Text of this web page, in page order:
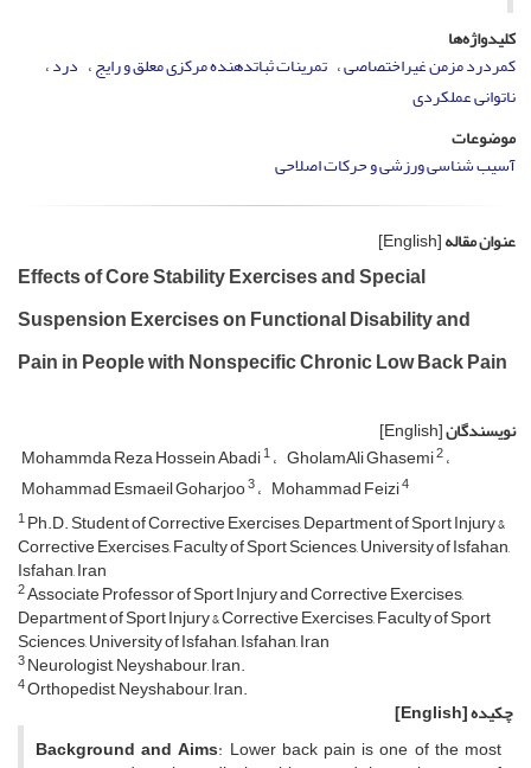
کلیدواژه‌ها
کمردرد مزمن غیراختصاصی تمرینات ثبات­دهنده مرکزی معلق و رایج درد
ناتوانی عملکردی
موضوعات
آسیب شناسی ورزشی و حرکات اصلاحی
عنوان مقاله[English]
Effects of Core Stability Exercises and Special
Suspension Exercises on Functional Disability and
Pain in People with Nonspecific Chronic Low Back Pain
نویسندگان[English]
Mohammda Reza Hossein Abadi1 GholamAli Ghasemi2
Mohammad Esmaeil Goharjoo3 Mohammad Feizi4
1Ph.D. Student of Corrective Exercises, Department of Sport Injury &
Corrective Exercises, Faculty of Sport Sciences, University of Isfahan,
Isfahan, Iran
2Associate Professor of Sport Injury and Corrective Exercises,
Department of Sport Injury & Corrective Exercises, Faculty of Sport
Sciences, University of Isfahan, Isfahan, Iran
3Neurologist, Neyshabour, Iran.
4Orthopedist, Neyshabour, Iran.
چکیده[English]
Background and Aims: Lower back pain is one of the most